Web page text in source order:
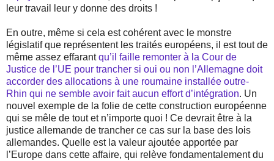
leur travail leur y donne des droits !
En outre, même si cela est cohérent avec le monstre
législatif que représentent les traités européens, il est tout de
même assez effarantqu’il faille remonter à la Cour de
Justice de l’UE pour trancher si oui ou non l’Allemagne doit
accorder des allocations à une roumaine installée outre-
Rhin qui ne semble avoir fait aucun effort d’intégration. Un
nouvel exemple de la folie de cette construction européenne
qui se mêle de tout et n’importe quoi ! Ce devrait être à la
justice allemande de trancher ce cas sur la base des lois
allemandes. Quelle est la valeur ajoutée apportée par
l’Europe dans cette affaire, qui relève fondamentalement du